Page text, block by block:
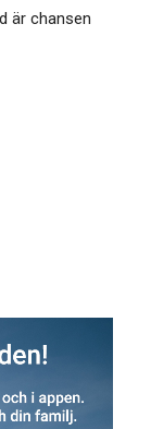
är chansen